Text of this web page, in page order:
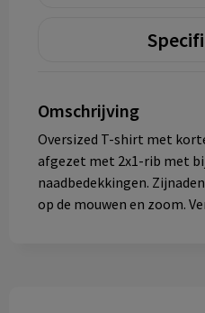
Omschrijving
Oversized T-shirt met
afgezet met 2x1-rib met
naadbedekkingen.
op de mouwen en zoom.